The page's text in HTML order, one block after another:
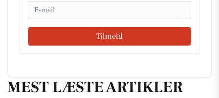
Email
Tilmeld
MEST LÆSTE ARTIKLER